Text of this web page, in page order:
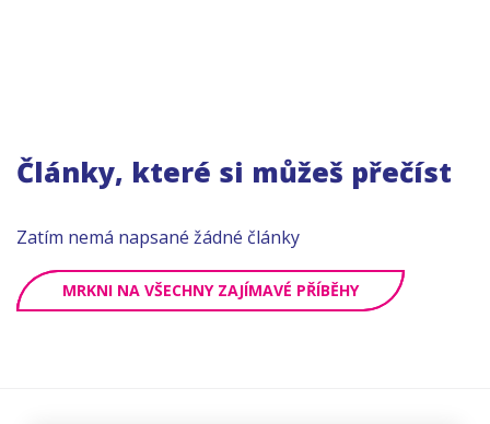
Články, které si můžeš přečíst
Zatím nemá napsané žádné články
MRKNI NA VŠECHNY ZAJÍMAVÉ PŘÍBĚHY